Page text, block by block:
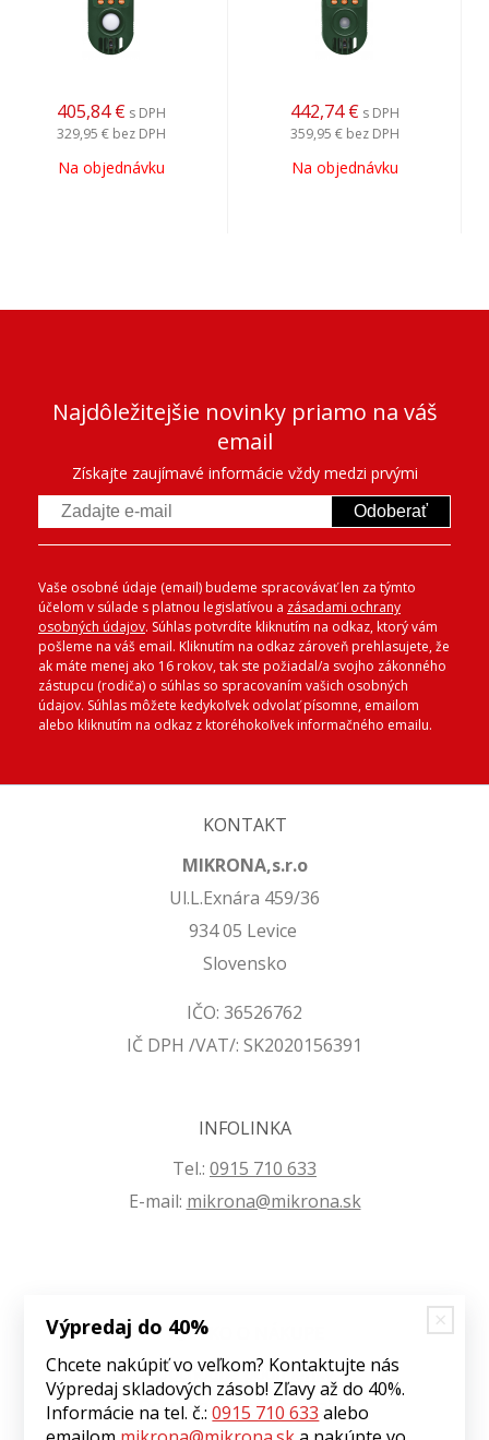
405,84 € s DPH
329,95 € bez DPH
Na objednávku
442,74 € s DPH
359,95 € bez DPH
Na objednávku
Najdôležitejšie novinky priamo na váš
email
Získajte zaujímavé informácie vždy medzi prvými
Odoberať
Vaše osobné údaje (email) budeme spracovávať len za týmto
účelom v súlade s platnou legislatívou a zásadami ochrany
osobných údajov. Súhlas potvrdíte kliknutím na odkaz, ktorý vám
pošleme na váš email. Kliknutím na odkaz zároveň prehlasujete, že
ak máte menej ako 16 rokov, tak ste požiadal/a svojho zákonného
zástupcu (rodiča) o súhlas so spracovaním vašich osobných
údajov. Súhlas môžete kedykoľvek odvolať písomne, emailom
alebo kliknutím na odkaz z ktoréhokoľvek informačného emailu.
KONTAKT
MIKRONA,s.r.o
Ul.L.Exnára 459/36
934 05 Levice
Slovensko
IČO: 36526762
IČ DPH /VAT/: SK2020156391
INFOLINKA
Tel.: 0915 710 633
E-mail: mikrona@mikrona.sk
VŠETKO O NÁKUPE
Obchodné podmienky
Ochrana osobných údajov
Výpredaj do 40%
Chcete nakúpiť vo veľkom? Kontaktujte nás
Výpredaj skladových zásob! Zľavy až do 40%.
Informácie na tel. č.:0915 710 633 alebo